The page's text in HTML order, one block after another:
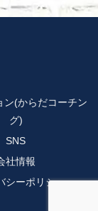
ン(からだコーチン
グ)
SNS
社情報
シーポリシー